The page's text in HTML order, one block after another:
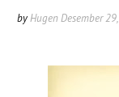
byHugenDesember